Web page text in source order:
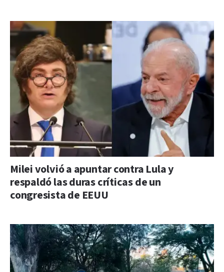
Milei volvió a apuntar contra Lula y
respaldó las duras críticas de un
congresista de EEUU